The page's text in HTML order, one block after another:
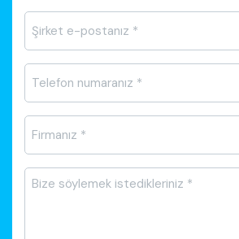
posta
*
*
Mesajı